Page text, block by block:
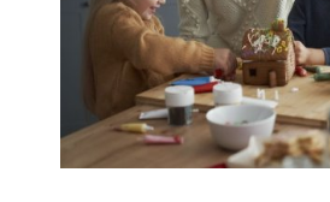
////